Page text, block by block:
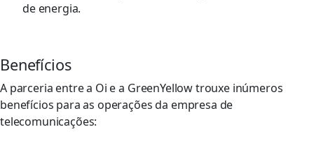
de energia.
Benefícios
A parceria entre a Oi e a GreenYellow trouxe inúmeros
benefícios para as operações da empresa de
telecomunicações: